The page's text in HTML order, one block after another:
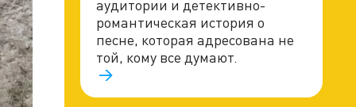
аудитории и детективно-
романтическая история о
песне, которая адресована не
той, кому все думают.